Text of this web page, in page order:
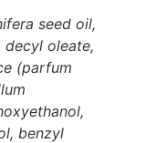
seed oil,
decyl oleate,
(parfum
benzyl